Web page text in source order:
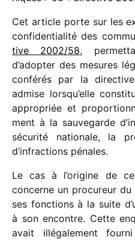
Cet article porte sur les
confi­den­tia­lité des
tive 2002/​58,
d’adopter des mesures
confé­rés par la
admise lorsqu’elle
appro­priée et
ment à la sauve­garde
sécu­rité natio­nale, la
d’infractions pénales.
Le cas à l’origine de
concerne un procu­reur
ses fonc­tions à la suite
à son encontre. Cette
avait illé­ga­le­ment